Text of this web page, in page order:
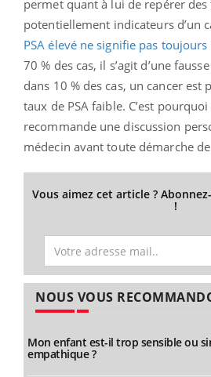
permet quant à lui de repérer des
potentiellement indicateurs d’un
PSA élevé ne signifie pas toujours
70 % des cas, il s’agit d’une
dans 10 % des cas, un cancer est
taux de PSA faible. C’est
recommande une discussion
médecin avant toute démarche
Vous aimez cet article ?
!
NOUS VOUS
Mon enfant est-il trop sensible ou
empathique ?